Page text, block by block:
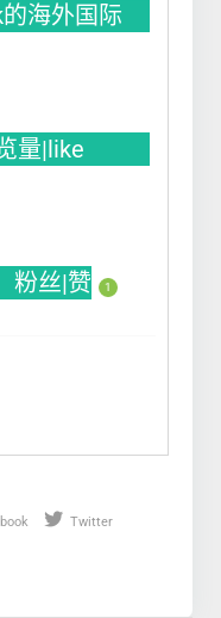
海外国际
量|like
粉丝|赞 1
Twitter